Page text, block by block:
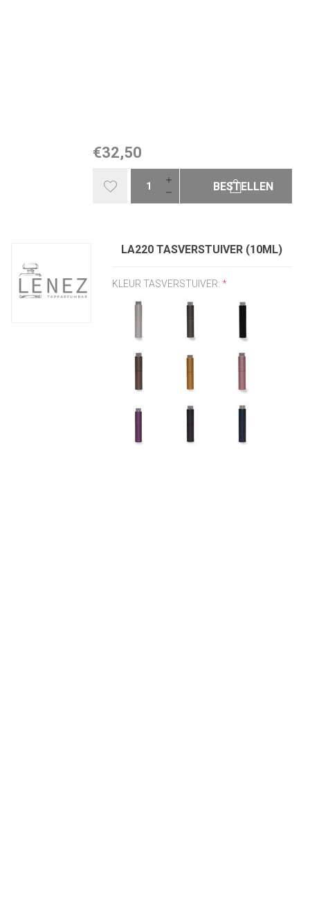
€32,50
BESTELLEN
LA220 TASVERSTUIVER (10ML)
KLEUR TASVERSTUIVER: *